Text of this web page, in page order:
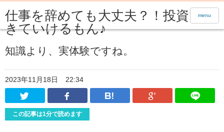
仕事を辞めても大丈夫？！投資で生
きていけるもん♪
menu
知識より、実体験ですね。
2023年11月18日
22:34
Twitter
Facebook はてなブックマーク
Google
この記事は1分で読めます